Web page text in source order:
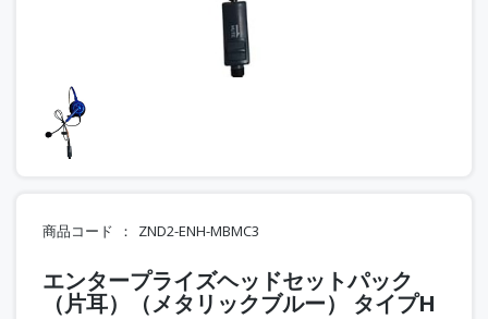
商品コード ZND2-ENH-MBMC3
エンタープライズヘッドセットパック
（片耳）（メタリックブルー） タイプH